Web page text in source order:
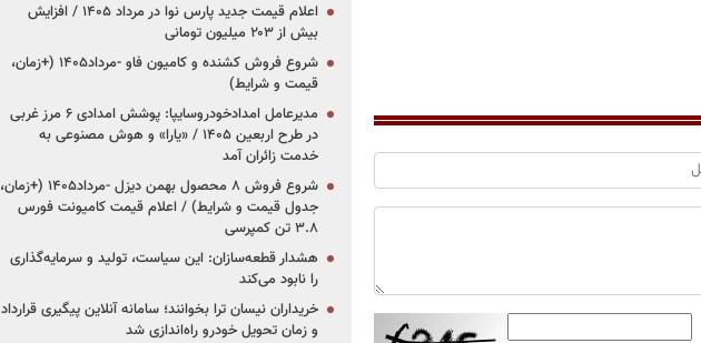
اعلام قیمت جدید پارس نوا در مرداد ۱۴۰۵ / افزایش
بیش از ۲۰۳ میلیون تومانی
شروع فروش کشنده و کامیون فاو -مرداد۱۴۰۵ (+زمان،
قیمت و شرایط)
مدیرعامل امدادخودروسایپا: پوشش امدادی ۶ مرز غربی
در طرح اربعین ۱۴۰۵ / «یارا» و هوش مصنوعی به
خدمت زائران آمد
شروع فروش ۸ محصول بهمن دیزل -مرداد۱۴۰۵ (+زمان،
جدول قیمت و شرایط) / اعلام قیمت کامیونت فورس
۳.۸ تن کمپرسی
هشدار قطعه‌سازان: این سیاست، تولید و سرمایه‌گذاری
را نابود می‌کند
خریداران نیسان ترا بخوانند؛ سامانه آنلاین پیگیری قرارداد
و زمان تحویل خودرو راه‌اندازی شد